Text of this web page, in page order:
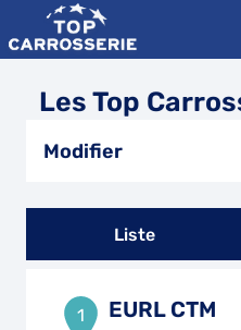
Les Top
Modifier
Liste
1 EURL CTM